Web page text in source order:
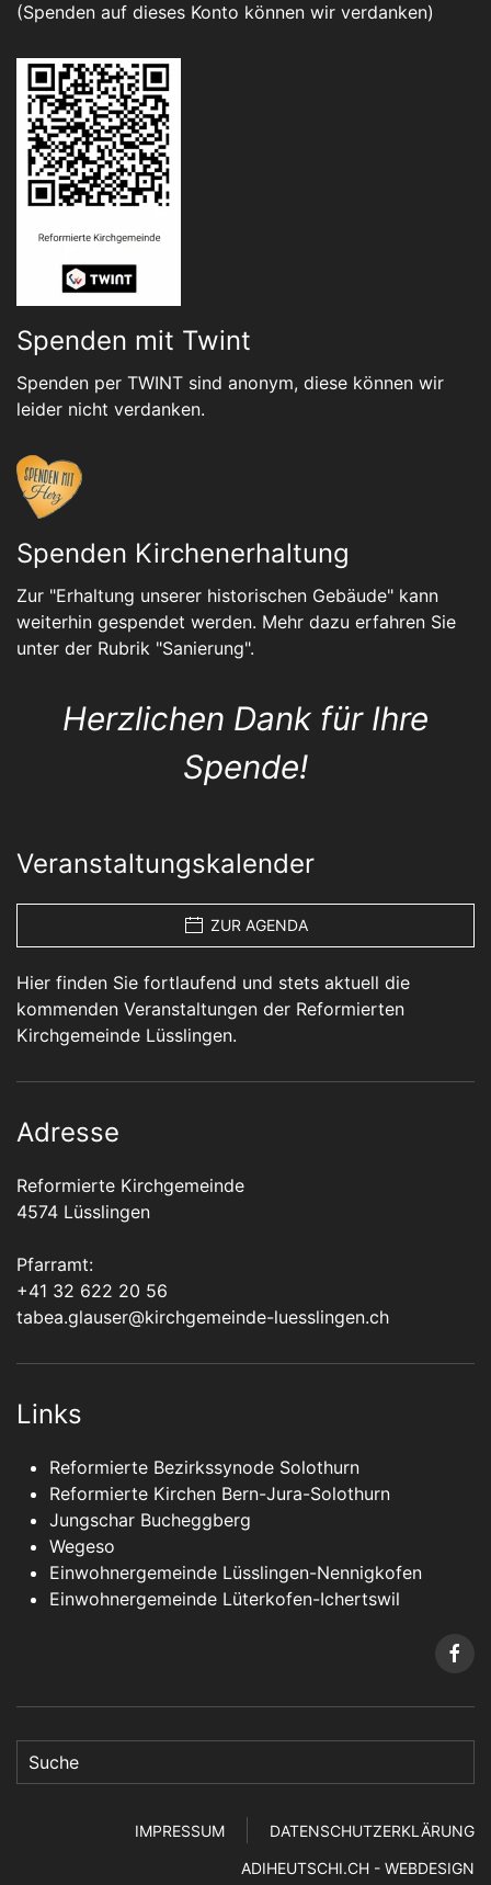
(Spenden auf dieses Konto können wir verdanken)
Spenden mit Twint
Spenden per TWINT sind anonym, diese können wir
leider nicht verdanken.
Spenden Kirchenerhaltung
Zur "Erhaltung unserer historischen Gebäude" kann
weiterhin gespendet werden. Mehr dazu erfahren Sie
unter der Rubrik "Sanierung".
Herzlichen Dank für Ihre
Spende!
Veranstaltungskalender
ZUR AGENDA
Hier finden Sie fortlaufend und stets aktuell die
kommenden Veranstaltungen der Reformierten
Kirchgemeinde Lüsslingen.
Adresse
Reformierte Kirchgemeinde
4574 Lüsslingen
Pfarramt:
+41 32 622 20 56
tabea.glauser@kirchgemeinde-luesslingen.ch
Links
Reformierte Bezirkssynode Solothurn
Reformierte Kirchen Bern-Jura-Solothurn
Jungschar Bucheggberg
Wegeso
Einwohnergemeinde Lüsslingen-Nennigkofen
Einwohnergemeinde Lüterkofen-Ichertswil
IMPRESSUM
DATENSCHUTZERKLÄRUNG
ADIHEUTSCHI.CH - WEBDESIGN